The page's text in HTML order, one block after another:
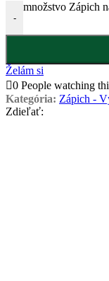
-
množstvo Zápich
Želám si
0 People watching
Kategória: Zápich -
Zdieľať: